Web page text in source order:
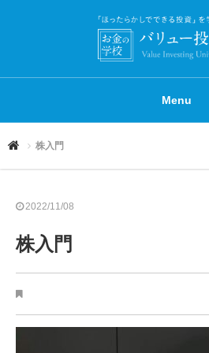
Menu
株入門
2022/11/08
株入門